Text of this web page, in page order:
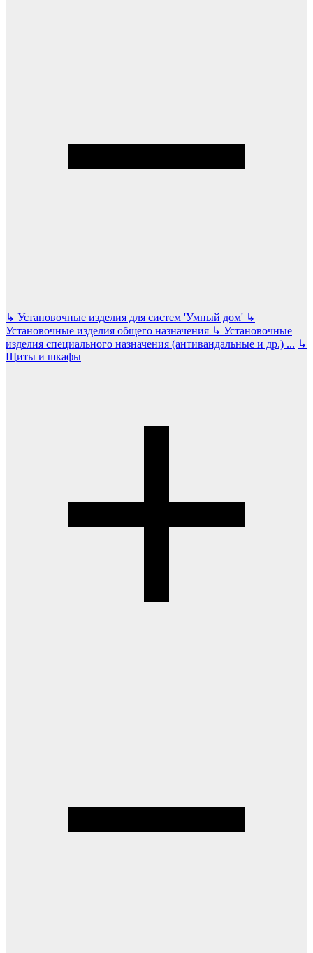
↳ Установочные изделия для систем 'Умный дом' ↳
Установочные изделия общего назначения ↳ Установочные
изделия специального назначения (антивандальные и др.) ... ↳
Щиты и шкафы